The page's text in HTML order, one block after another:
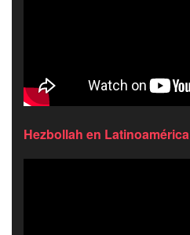
Hezbollah en Latinoamérica